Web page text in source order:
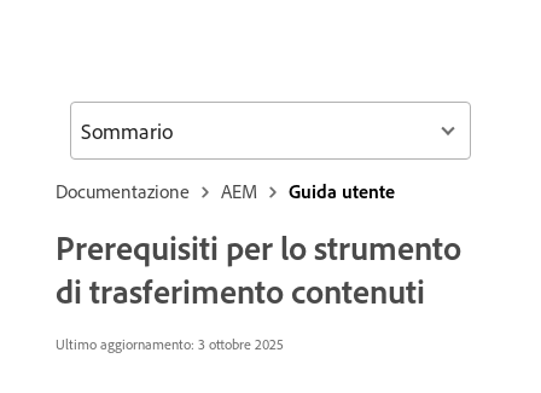
Documentazione AEM Guida utente
Prerequisiti per lo strumento
di trasferimento contenuti
Ultimo aggiornamento: 3 ottobre 2025
Sommario